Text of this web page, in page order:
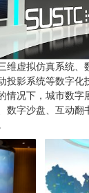
虚拟仿真系统、
投影系统等数字化
情况下，城市数字
数字沙盘、互动翻